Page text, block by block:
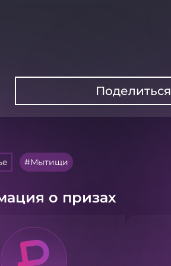
Поделиться
Мытищи
о призах